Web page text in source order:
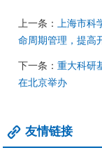
上一条：
上海市
命周期管理，提高
下一条：重大科研
在北京举办
 友情链接